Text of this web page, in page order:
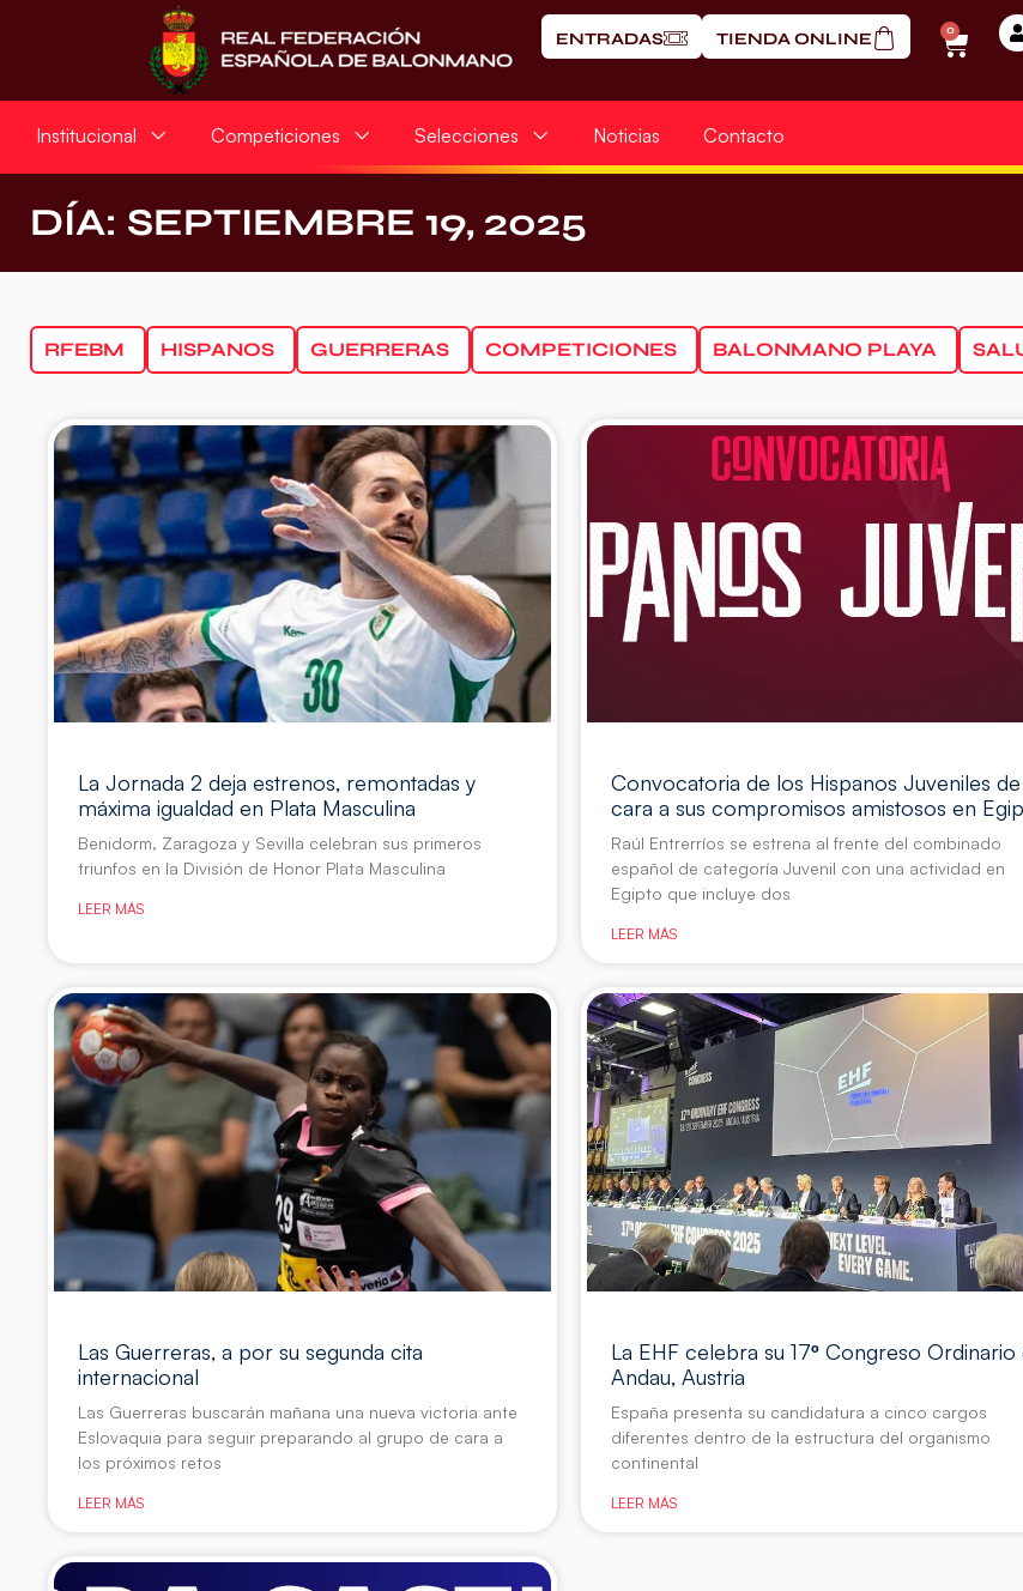
ENTRADAS TIENDA ONLINE 0
Institucional Competiciones Selecciones Noticias Contacto
DÍA: SEPTIEMBRE 19, 2025
RFEBM HISPANOS GUERRERAS COMPETICIONES BALONMANO PLAYA
La Jornada 2 deja estrenos, remontadas y
máxima igualdad en Plata Masculina
Benidorm, Zaragoza y Sevilla celebran sus primeros
triunfos en la División de Honor Plata Masculina
LEER MÁS
Convocatoria de los Hispanos Juveniles de
cara a sus compromisos amistosos en
Raúl Entrerríos se estrena al frente del combinado
español de categoría Juvenil con una actividad en
Egipto que incluye dos
LEER MÁS
Las Guerreras, a por su segunda cita
internacional
Las Guerreras buscarán mañana una nueva victoria ante
Eslovaquia para seguir preparando al grupo de cara a
los próximos retos
LEER MÁS
La EHF celebra su 17º Congreso Ordinario
Andau, Austria
España presenta su candidatura a cinco cargos
diferentes dentro de la estructura del organismo
continental
LEER MÁS